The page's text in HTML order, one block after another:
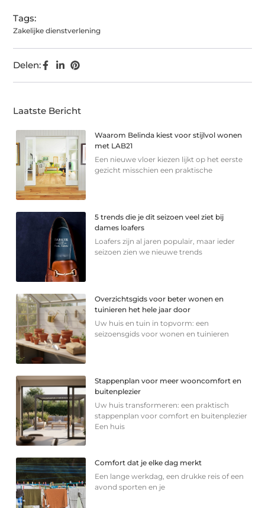
Tags:
Zakelijke dienstverlening
Delen:
Laatste Bericht
Waarom Belinda kiest voor stijlvol wonen
met LAB21
Een nieuwe vloer kiezen lijkt op het eerste
gezicht misschien een praktische
5 trends die je dit seizoen veel ziet bij
dames loafers
Loafers zijn al jaren populair, maar ieder
seizoen zien we nieuwe trends
Overzichtsgids voor beter wonen en
tuinieren het hele jaar door
Uw huis en tuin in topvorm: een
seizoensgids voor wonen en tuinieren
Stappenplan voor meer wooncomfort en
buitenplezier
Uw huis transformeren: een praktisch
stappenplan voor comfort en buitenplezier
Een huis
Comfort dat je elke dag merkt
Een lange werkdag, een drukke reis of een
avond sporten en je